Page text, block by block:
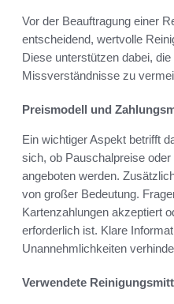
Vor der Beauftragung einer
entscheidend, wertvolle
Diese unterstützen dabei,
Missverständnisse zu
Preismodell und
Ein wichtiger Aspekt betrifft
sich, ob Pauschalpreise
angeboten werden.
von großer Bedeutung.
Kartenzahlungen akzeptiert
erforderlich ist. Klare
Unannehmlichkeiten
Verwendete